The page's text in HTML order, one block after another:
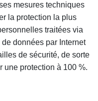
mesures techniques
la protection la plus
traitées via
données par Internet
de sécurité, de sorte
une protection à 100 %.